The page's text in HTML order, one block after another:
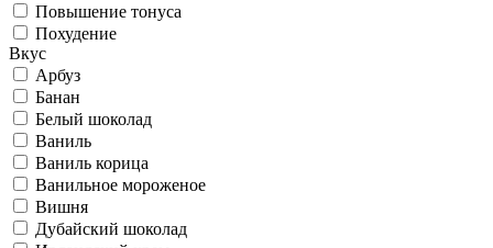
Повышение тонуса
Похудение
Вкус
Арбуз
Банан
Белый шоколад
Ваниль
Ваниль корица
Ванильное мороженое
Вишня
Дубайский шоколад